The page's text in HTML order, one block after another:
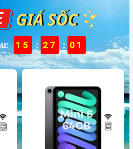
15 : 26 : 59